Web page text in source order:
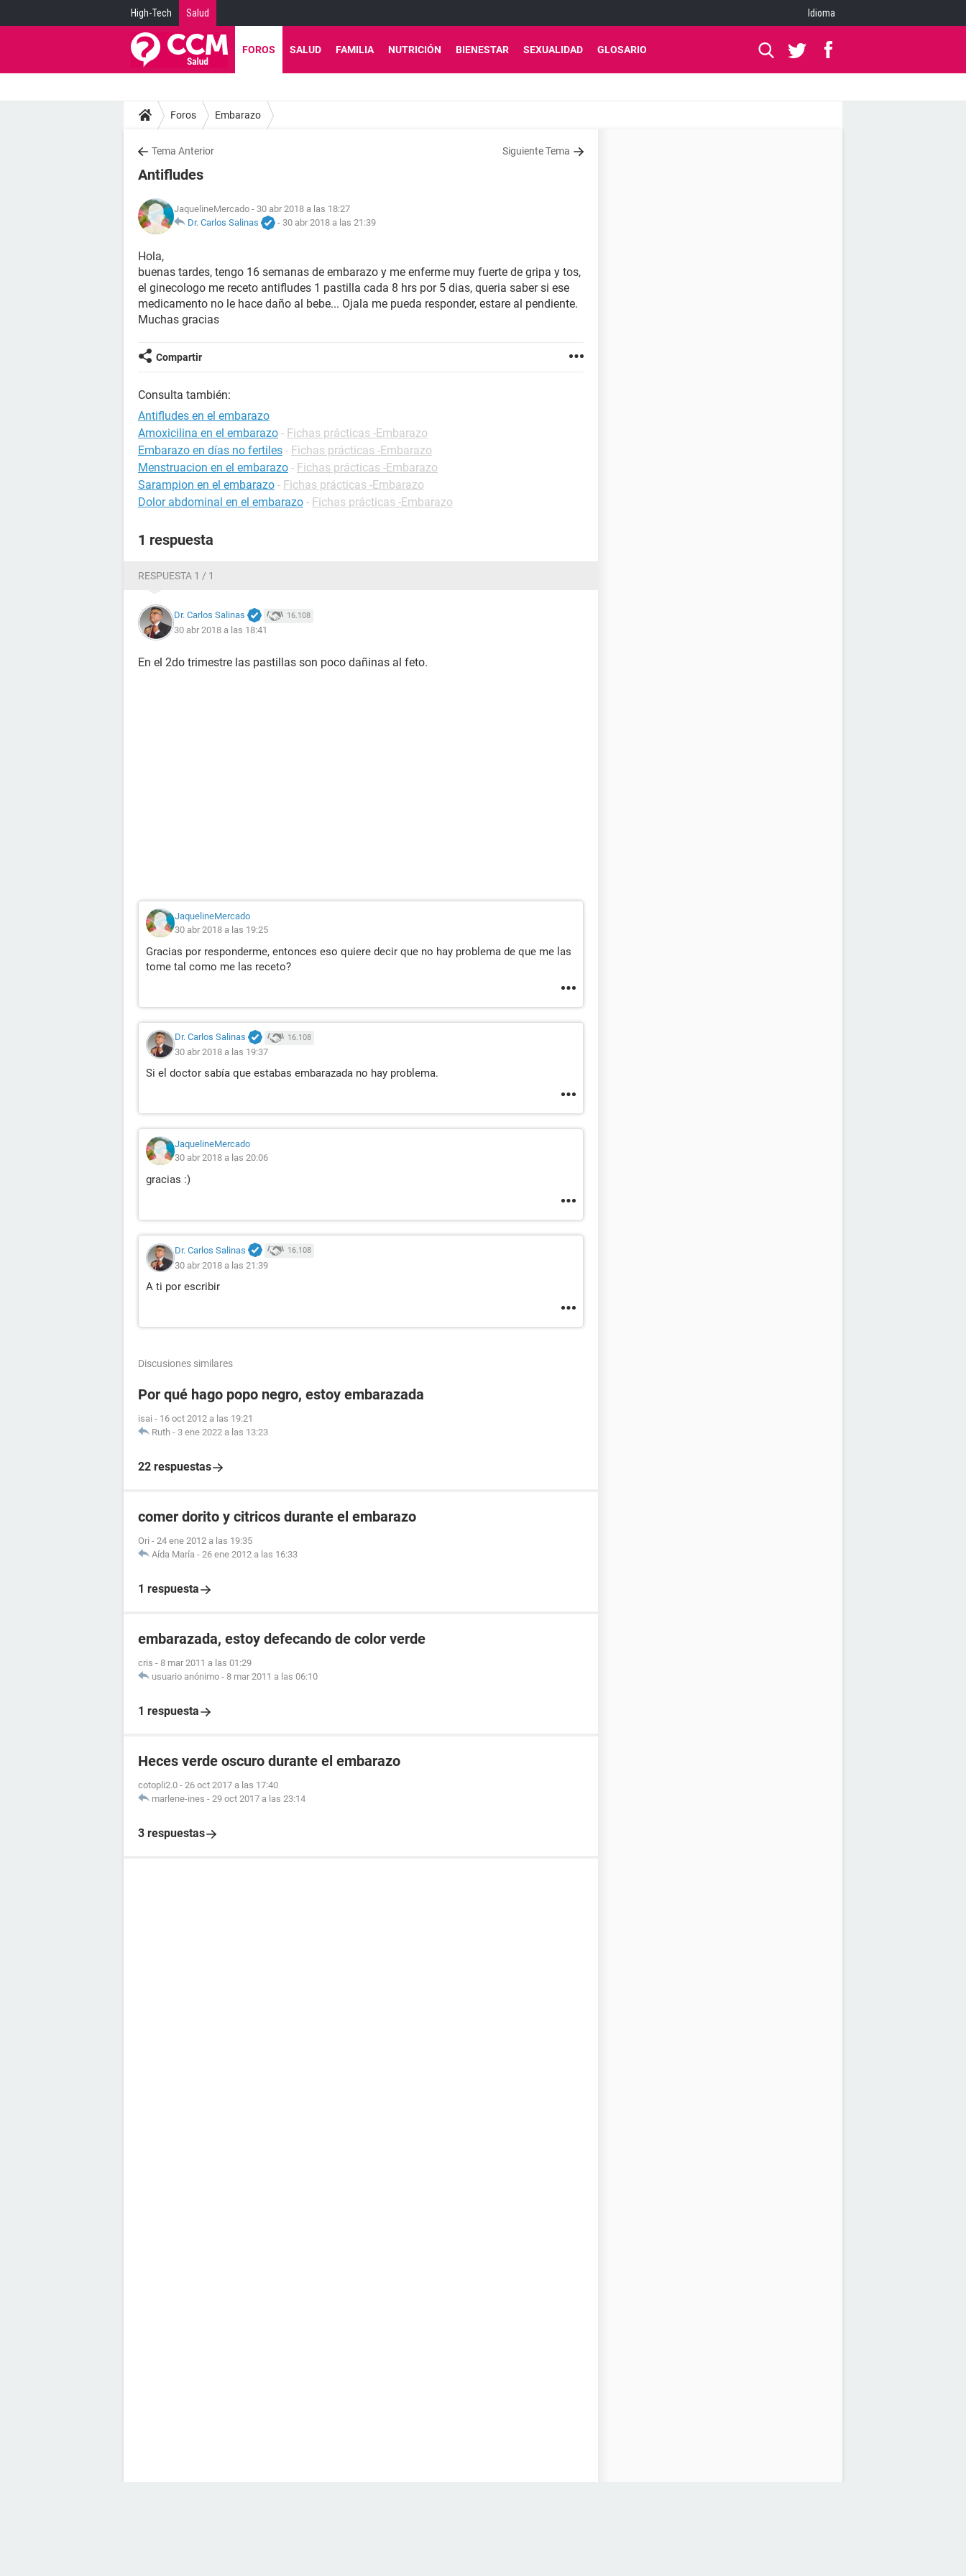
High-Tech Salud Idioma
FOROS SALUD FAMILIA NUTRICIÓN BIENESTAR SEXUALIDAD GLOSARIO
Foros Embarazo
Tema Anterior Siguiente Tema
Antifludes
JaquelineMercado - 30 abr 2018 a las 18:27
Dr. Carlos Salinas
- 30 abr 2018 a las 21:39
Hola,
buenas tardes, tengo 16 semanas de embarazo y me enferme muy fuerte de gripa y tos,
el ginecologo me receto antifludes 1 pastilla cada 8 hrs por 5 dias, queria saber si ese
medicamento no le hace daño al bebe... Ojala me pueda responder, estare al pendiente.
Muchas gracias
Compartir
Consulta también:
Antifludes en el embarazo
Amoxicilina en el embarazo - Fichas prácticas -Embarazo
Embarazo en días no fertiles - Fichas prácticas -Embarazo
Menstruacion en el embarazo - Fichas prácticas -Embarazo
Sarampion en el embarazo - Fichas prácticas -Embarazo
Dolor abdominal en el embarazo - Fichas prácticas -Embarazo
1 respuesta
RESPUESTA 1 / 1
Dr. Carlos Salinas 16.108
30 abr 2018 a las 18:41
En el 2do trimestre las pastillas son poco dañinas al feto.
JaquelineMercado
30 abr 2018 a las 19:25
Gracias por responderme, entonces eso quiere decir que no hay problema de que me las
tome tal como me las receto?
Dr. Carlos Salinas 16.108
30 abr 2018 a las 19:37
Si el doctor sabía que estabas embarazada no hay problema.
JaquelineMercado
30 abr 2018 a las 20:06
gracias :)
Dr. Carlos Salinas 16.108
30 abr 2018 a las 21:39
A ti por escribir
Discusiones similares
Por qué hago popo negro, estoy embarazada
isai - 16 oct 2012 a las 19:21
Ruth - 3 ene 2022 a las 13:23
22 respuestas
comer dorito y citricos durante el embarazo
Ori - 24 ene 2012 a las 19:35
Aída María - 26 ene 2012 a las 16:33
1 respuesta
embarazada, estoy defecando de color verde
cris - 8 mar 2011 a las 01:29
usuario anónimo - 8 mar 2011 a las 06:10
1 respuesta
Heces verde oscuro durante el embarazo
cotopli2.0 - 26 oct 2017 a las 17:40
marlene-ines - 29 oct 2017 a las 23:14
3 respuestas